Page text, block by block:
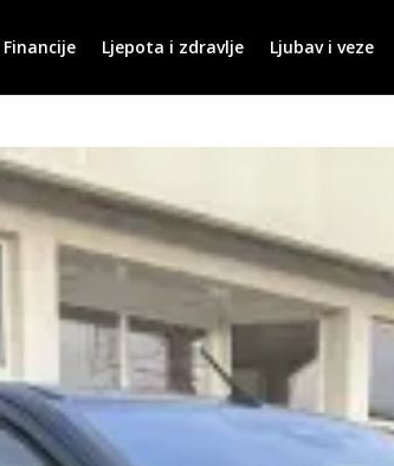
Financije Ljepota i zdravlje Ljubav i veze